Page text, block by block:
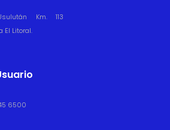
Km. 113
El Litoral.
6500